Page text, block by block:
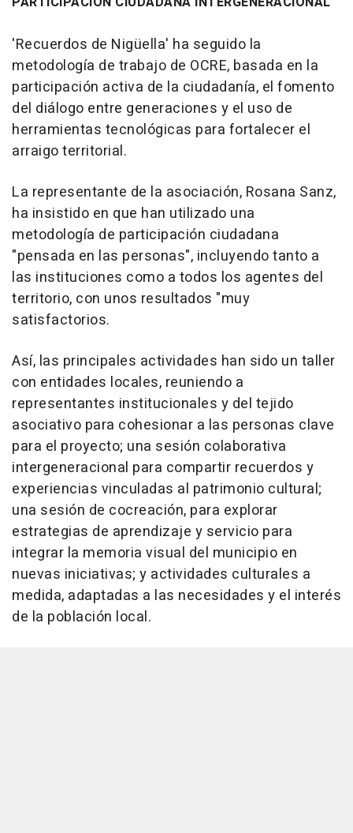
'Recuerdos de Nigüella' ha seguido la
metodología de trabajo de OCRE, basada en la
participación activa de la ciudadanía, el fomento
del diálogo entre generaciones y el uso de
herramientas tecnológicas para fortalecer el
arraigo territorial.
La representante de la asociación, Rosana Sanz,
ha insistido en que han utilizado una
metodología de participación ciudadana
"pensada en las personas", incluyendo tanto a
las instituciones como a todos los agentes del
territorio, con unos resultados "muy
satisfactorios.
Así, las principales actividades han sido un taller
con entidades locales, reuniendo a
representantes institucionales y del tejido
asociativo para cohesionar a las personas clave
para el proyecto; una sesión colaborativa
intergeneracional para compartir recuerdos y
experiencias vinculadas al patrimonio cultural;
una sesión de cocreación, para explorar
estrategias de aprendizaje y servicio para
integrar la memoria visual del municipio en
nuevas iniciativas; y actividades culturales a
medida, adaptadas a las necesidades y el interés
de la población local.